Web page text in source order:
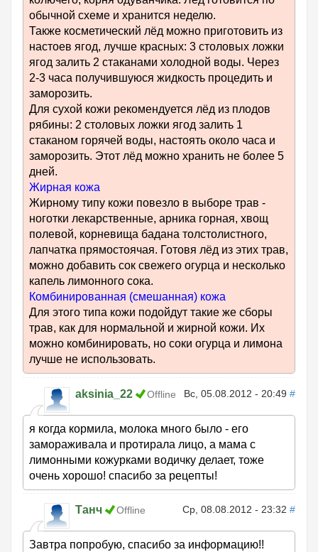
обычной схеме и хранится неделю.
Также косметический лёд можно приготовить из
настоев ягод, лучше красных: 3 столовых ложки
ягод залить 2 стаканами холодной воды. Через
2-3 часа получившуюся жидкость процедить и
заморозить.
Для сухой кожи рекомендуется лёд из плодов
рябины: 2 столовых ложки ягод залить 1
стаканом горячей воды, настоять около часа и
заморозить. Этот лёд можно хранить не более 5
дней.
Жирная кожа
Жирному типу кожи повезло в выборе трав -
ноготки лекарственные, арника горная, хвощ
полевой, корневища бадана толстолистного,
лапчатка прямостоячая. Готовя лёд из этих трав,
можно добавить сок свежего огурца и несколько
капель лимонного сока.
Комбинированная (смешанная) кожа
Для этого типа кожи подойдут такие же сборы
трав, как для нормальной и жирной кожи. Их
можно комбинировать, но соки огурца и лимона
лучше не использовать.
aksinia_22 Offline Вс, 05.08.2012 - 20:49 #
я когда кормила, молока много было - его
замораживала и протирала лицо, а мама с
лимонными кожурками водичку делает, тоже
очень хорошо! спасибо за рецепты!
Танч Offline Ср, 08.08.2012 - 23:32 #
Завтра попробую, спасибо за информацию!!